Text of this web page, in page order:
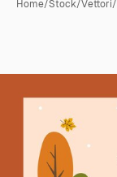
Home/Stock/Vettori/